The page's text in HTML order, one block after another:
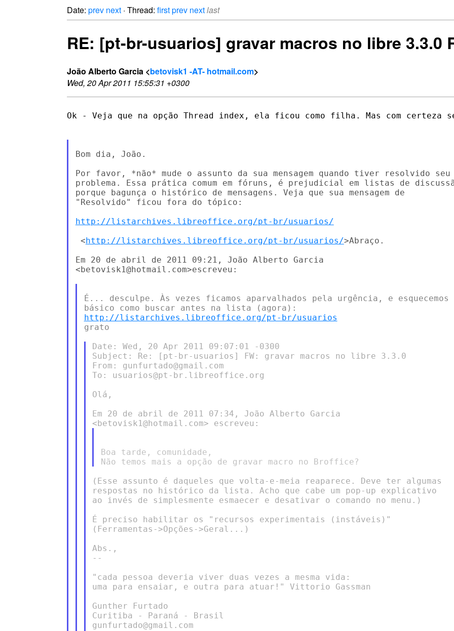
Date: prev next · Thread: firstprev nextlast
RE: [pt-br-usuarios] gravar macros no libre 3.3.0
João Alberto Garcia <betovisk1 -AT- hotmail.com>
Wed, 20 Apr 2011 15:55:31 +0300
Ok - Veja que na opção Thread index, ela ficou como filha. Mas com certeza
Bom dia, João.
Por favor, *não* mude o assunto da sua mensagem quando tiver resolvido seu
problema. Essa prática comum em fóruns, é prejudicial em listas de
porque bagunça o histórico de mensagens. Veja que sua mensagem de
"Resolvido" ficou fora do tópico:
http://listarchives.libreoffice.org/pt-br/usuarios/
<http://listarchives.libreoffice.org/pt-br/usuarios/>Abraço.
Em 20 de abril de 2011 09:21, João Alberto Garcia
<betovisk1@hotmail.com>escreveu:
É... desculpe. Às vezes ficamos aparvalhados pela urgência, e esquecemos
http://listarchives.libreoffice.org/pt-br/usuarios
grato
Date: Wed, 20 Apr 2011 09:07:01 -0300
Subject: Re: [pt-br-usuarios] FW: gravar macros no libre 3.3.0
From: gunfurtado@gmail.com
To: usuarios@pt-br.libreoffice.org
Olá,
Em 20 de abril de 2011 07:34, João Alberto Garcia
Boa tarde, comunidade,
(Esse assunto é daqueles que volta-e-meia reaparece. Deve ter algumas
respostas no histórico da lista. Acho que cabe um pop-up explicativo
ao invés de simplesmente esmaecer e desativar o comando no menu.)
É preciso habilitar os "recursos experimentais (instáveis)"
(Ferramentas->Opções->Geral...)
Abs.,
--
"cada pessoa deveria viver duas vezes a mesma vida:
uma para ensaiar, e outra para atuar!" Vittorio Gassman
Gunther Furtado
Curitiba - Paraná - Brasil
gunfurtado@gmail.com